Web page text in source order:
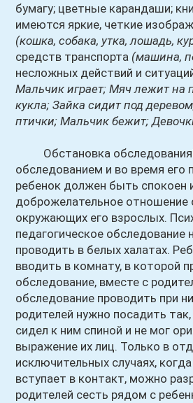
бумагу; цветные карандаши;
имеются яркие, четкие
(кошка, собака, утка, лошадь,
средств транспорта (машина,
несложных действий и
Мальчик играет; Мяч лежит на
кукла; Зайка сидит под
птички; Мальчик бежит;
Обстановка
обследованием и во время его
ребенок должен быть спокоен
доброжелательное отношение
окружающих его взрослых.
педагогическое обследование
проводить в белых халатах.
вводить в комнату, в которой
обследование, вместе с
обследование проводить при
родителей нужно посадить
сидел к ним спиной и не мог
выражение их лиц. Только в
исключительных случаях,
вступает в контакт, можно
родителей сесть рядом с